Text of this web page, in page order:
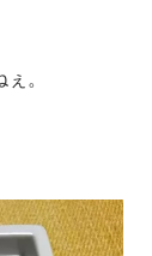
。